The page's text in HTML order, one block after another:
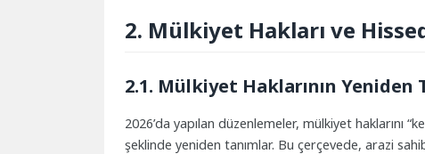
2. Mülkiyet Hakları ve
2.1. Mülkiyet Haklarının Yeniden
2026’da yapılan düzenlemeler, mülkiyet haklarını
şeklinde yeniden tanımlar. Bu çerçevede, arazi